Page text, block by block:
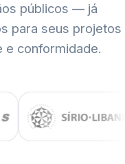
públicos — já
para seus projetos
e conformidade.